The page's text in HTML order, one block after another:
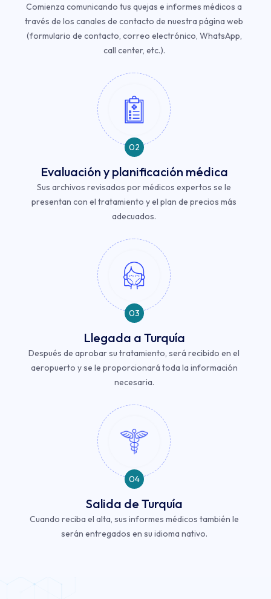
Comienza comunicando tus quejas e informes médicos a
través de los canales de contacto de nuestra página web
(formulario de contacto, correo electrónico, WhatsApp,
call center, etc.).
02
Evaluación y planificación médica
Sus archivos revisados ​​por médicos expertos se le
presentan con el tratamiento y el plan de precios más
adecuados.
03
Llegada a Turquía
Después de aprobar su tratamiento, será recibido en el
aeropuerto y se le proporcionará toda la información
necesaria.
04
Salida de Turquía
Cuando reciba el alta, sus informes médicos también le
serán entregados en su idioma nativo.